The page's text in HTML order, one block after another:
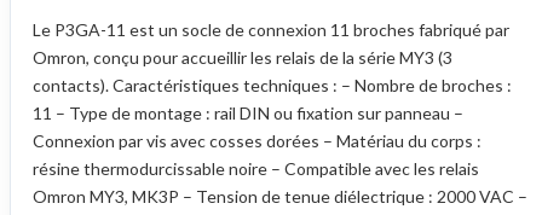
Le P3GA-11 est un socle de connexion 11 broches fabriqué par
Omron, conçu pour accueillir les relais de la série MY3 (3
contacts). Caractéristiques techniques : – Nombre de broches :
11 – Type de montage : rail DIN ou fixation sur panneau –
Connexion par vis avec cosses dorées – Matériau du corps :
résine thermodurcissable noire – Compatible avec les relais
Omron MY3, MK3P – Tension de tenue diélectrique : 2000 VAC –